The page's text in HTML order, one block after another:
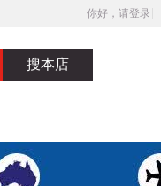
你好，请登录
搜本店